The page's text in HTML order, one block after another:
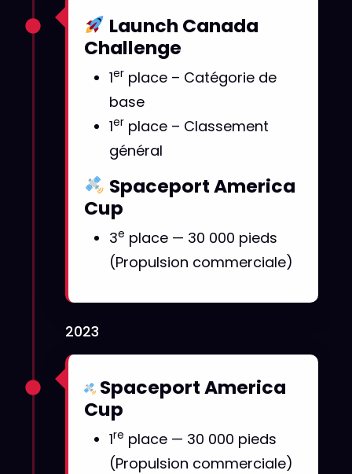
Launch Canada
Challenge
1er place – Catégorie de
base
1er place – Classement
général
Spaceport America
Cup
3e place — 30 000 pieds
(Propulsion commerciale)
2023
Spaceport America
Cup
1re place — 30 000 pieds
(Propulsion commerciale)